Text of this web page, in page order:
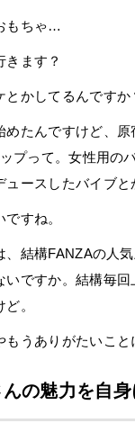
もちゃ…
きます？
とかしてるんですか
めたんですけど、
プって。女性用の
ースしたバイブと
ですね。
、結構FANZAの人
いですか。結構毎回
。
もうありがたいこと
の魅力を自身